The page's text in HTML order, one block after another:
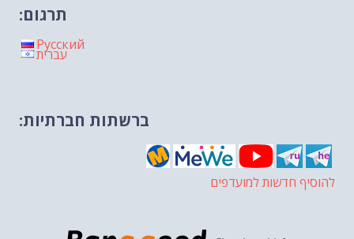
תרגום:
Русский
עברית
ברשתות חברתיות:
להוסיף חדשות למועדפים